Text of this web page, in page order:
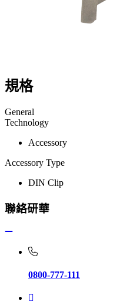
規格
General
Technology
Accessory
Accessory Type
DIN Clip
聯絡研華
0800-777-111